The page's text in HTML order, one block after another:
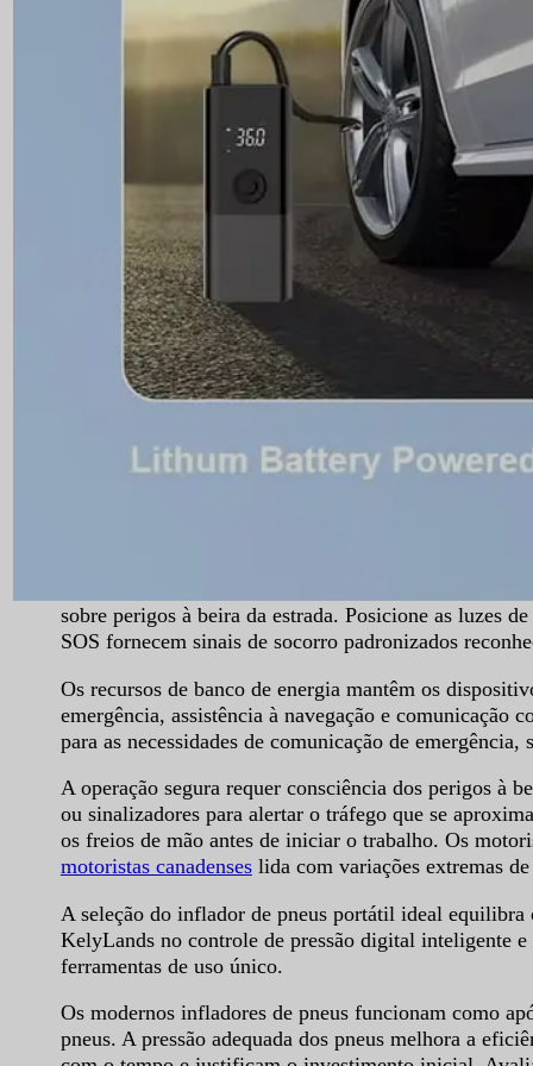
Análise de orçamento versus valor
Recursos premium, como controle de pressão
justificam as diferenças de preço com base em seus
que não precisam de recursos inteligentes.
A qualidade da construção e a cobertura da
estabelecida e atendimento ao cliente ágil, pois o
melhores infladores de pneus portáteis da Amazon
Segurança e preparação para
Um inflador de pneus portátil de qualidade
sobre perigos à beira da estrada. Posicione as luzes
SOS fornecem sinais de socorro padronizados
Os recursos de banco de energia mantêm os
emergência, assistência à navegação e
para as necessidades de comunicação de
A operação segura requer consciência dos perigos à
ou sinalizadores para alertar o tráfego que se
os freios de mão antes de iniciar o trabalho. Os
motoristas canadenseslida com variações extremas
A seleção do inflador de pneus portátil ideal equilibra
KelyLands no controle de pressão digital inteligente
ferramentas de uso único.
Os modernos infladores de pneus funcionam como
pneus. A pressão adequada dos pneus melhora a